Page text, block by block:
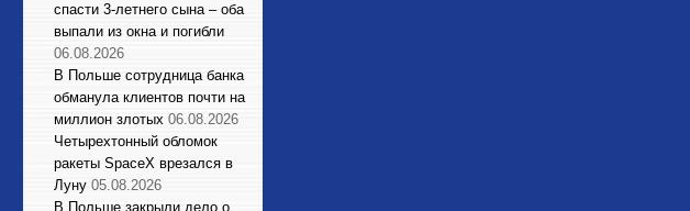
спасти 3-летнего сына – оба
выпали из окна и погибли
06.08.2026
В Польше сотрудница банка
обманула клиентов почти на
миллион злотых 06.08.2026
Четырехтонный обломок
ракеты SpaceX врезался в
Луну 05.08.2026
В Польше закрыли дело о